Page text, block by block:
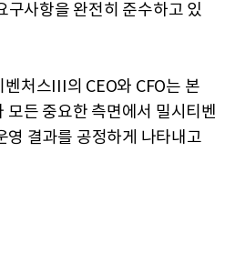
사항을 완전히 준수하고 있
처스III의 CEO와 CFO는 본
모든 중요한 측면에서 밀시티벤
영 결과를 공정하게 나타내고